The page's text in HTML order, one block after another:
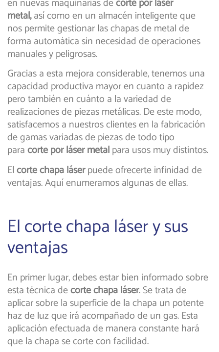
metal,así como en un almacén inteligente que
nos permite gestionar las chapas de metal de
forma automática sin necesidad de operaciones
manuales y peligrosas.
Gracias a esta mejora considerable, tenemos una
capacidad productiva mayor en cuanto a rapidez
pero también en cuánto a la variedad de
realizaciones de piezas metálicas. De este modo,
satisfacemos a nuestros clientes en la fabricación
de gamas variadas de piezas de todo tipo
paracorte por láser metalpara usos muy distintos.
Elcorte chapa láserpuede ofrecerte infinidad de
ventajas. Aquí enumeramos algunas de ellas.
El corte chapa láser y sus
ventajas
En primer lugar, debes estar bien informado sobre
esta técnica decorte chapa láser. Se trata de
aplicar sobre la superficie de la chapa un potente
haz de luz que irá acompañado de un gas. Esta
aplicación efectuada de manera constante hará
que la chapa se corte con facilidad.